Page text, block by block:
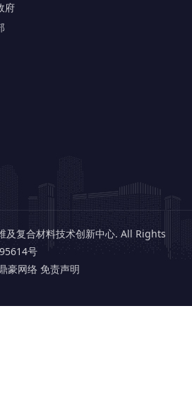
府
复合材料技术创新中心. All Rights
号
豪网络 免责声明